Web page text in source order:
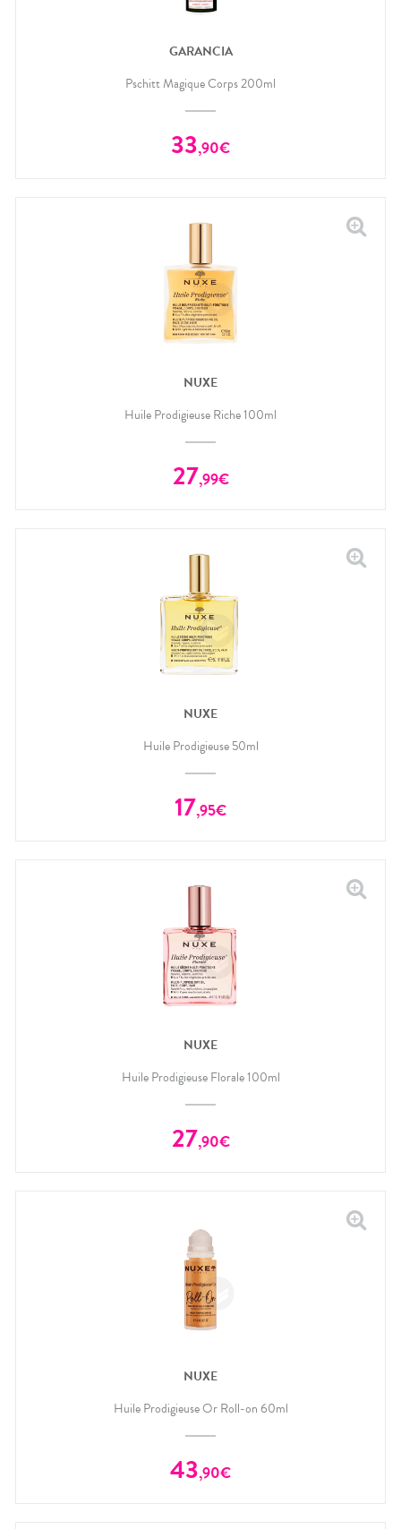
GARANCIA
Pschitt Magique Corps 200ml
33,90€
NUXE
Huile Prodigieuse Riche 100ml
27,99€
NUXE
Huile Prodigieuse 50ml
17,95€
NUXE
Huile Prodigieuse Florale 100ml
27,90€
NUXE
Huile Prodigieuse Or Roll-on 60ml
43,90€